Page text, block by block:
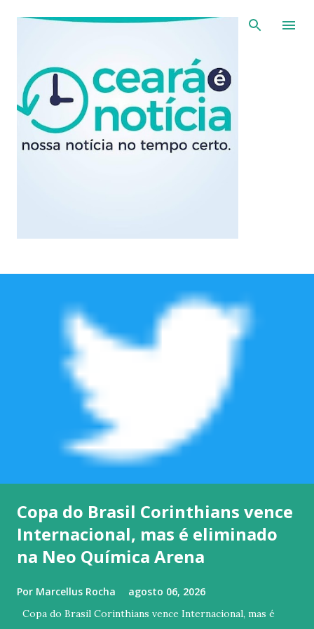
Pular para o conteúdo principal
Copa do Brasil Corinthians vence
Internacional, mas é eliminado
na Neo Química Arena
Por Marcellus Rocha agosto 06, 2026
Copa do Brasil Corinthians vence Internacional, mas é